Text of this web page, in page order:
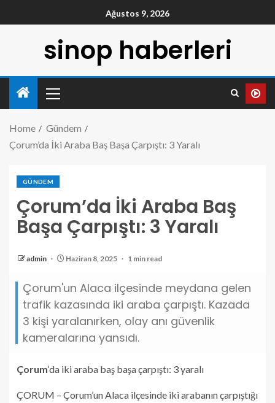
Ağustos 9, 2026
sinop haberleri
Home
Gündem
Çorum’da İki Araba Baş Başa Çarpıştı: 3 Yaralı
GÜNDEM
Çorum’da İki Araba Baş
Başa Çarpıştı: 3 Yaralı
admin Haziran 8, 2025 1 min read
Çorum'un Alaca ilçesinde meydana gelen
trafik kazasında iki araba çarpıştı. Kazada
3 kişi yaralanırken, olay anı güvenlik
kameralarına yansıdı.
Çorum‘da iki araba baş başa çarpıştı: 3 yaralı
ÇORUM – Çorum’un Alaca ilçesinde iki arabanın çarpıştığı